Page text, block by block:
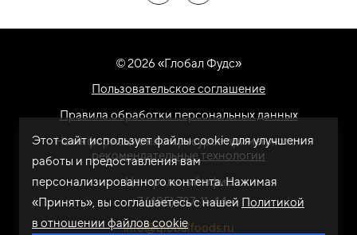
© 2026 «Глобал Фудс»
Пользовательское соглашение
Правила обработки персональных данных
На информационном ресурсе применяются
рекомендательные технологии
Центральный офис
+7 (495) 787-11-44
info@globalfoods.ru
Этот сайт использует файлы cookie для улучшения
работы и предоставления вам
персонализированного контента. Нажимая
«Принять», вы соглашаетесь с нашей Политикой
в отношении файлов cookie